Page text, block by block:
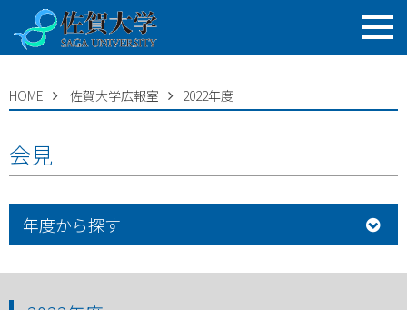
HOME 佐賀大学広報室 2022年度
会見
年度から探す